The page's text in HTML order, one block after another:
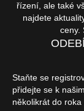
řízení, ale také
najdete
ceny.
Staňte se
přidejte se k
několikrát do